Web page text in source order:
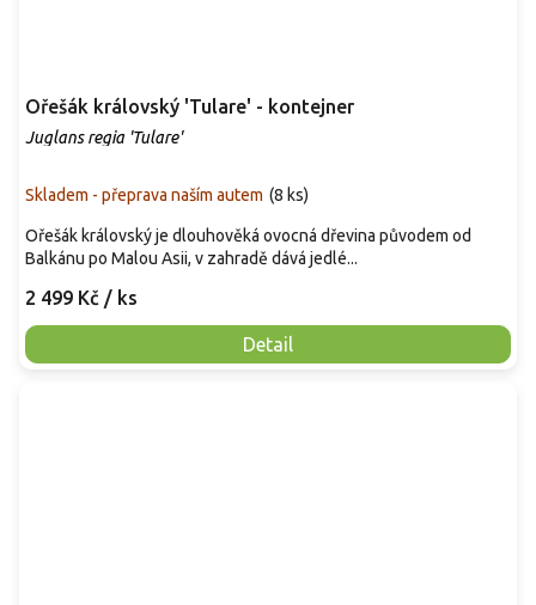
Ořešák královský 'Tulare' - kontejner
Juglans regia 'Tulare'
Skladem - přeprava naším autem (8 ks)
2 499 Kč / ks
Detail
Ořešák královský je dlouhověká ovocná dřevina původem od
Balkánu po Malou Asii, v zahradě dává jedlé...